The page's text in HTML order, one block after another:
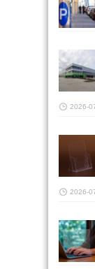
2026-
2026-